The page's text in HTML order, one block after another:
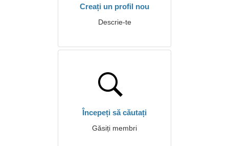
Creați un profil nou
Descrie-te
Începeți să căutați
Găsiți membri